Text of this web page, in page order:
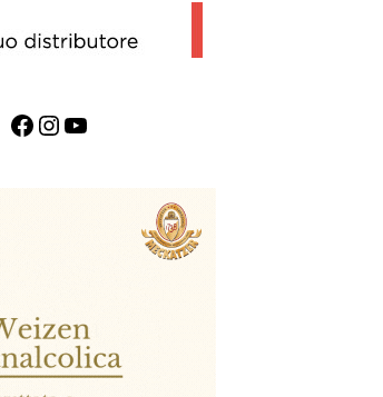
Facebook InstagramYouTube